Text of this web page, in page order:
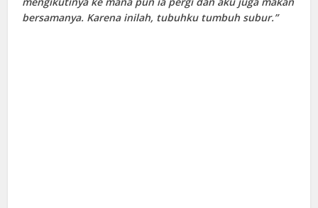
bersamanya. Karena inilah, tubuhku tumbuh subur.”